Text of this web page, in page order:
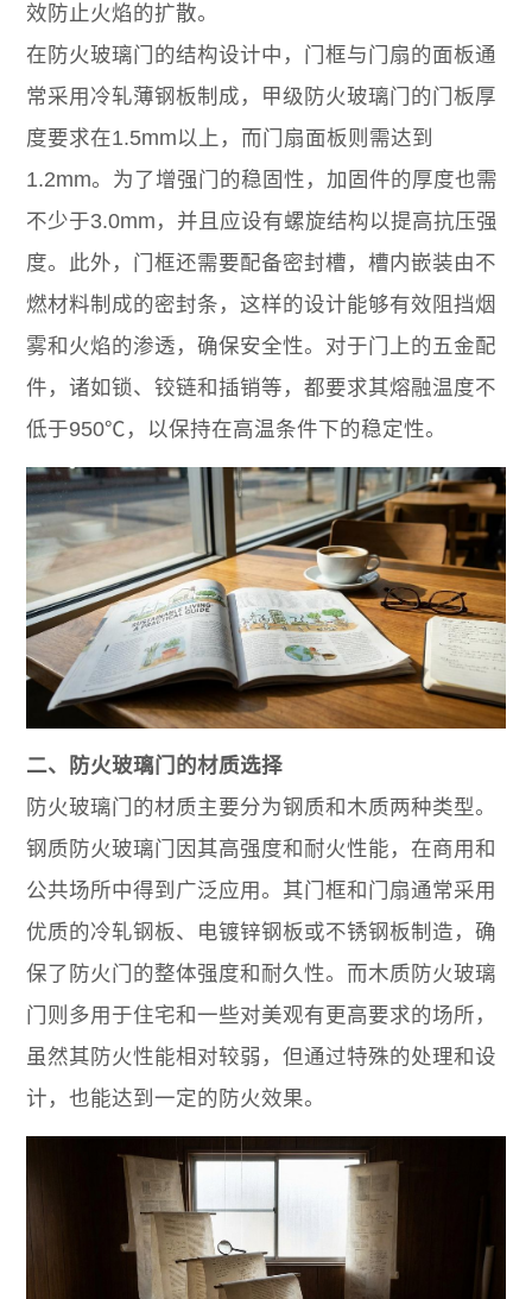
效防止火焰的扩散。
在防火玻璃门的结构设计中，门框与门扇的面板通
常采用冷轧薄钢板制成，甲级防火玻璃门的门板厚
度要求在1.5mm以上，而门扇面板则需达到
1.2mm。为了增强门的稳固性，加固件的厚度也需
不少于3.0mm，并且应设有螺旋结构以提高抗压强
度。此外，门框还需要配备密封槽，槽内嵌装由不
燃材料制成的密封条，这样的设计能够有效阻挡烟
雾和火焰的渗透，确保安全性。对于门上的五金配
件，诸如锁、铰链和插销等，都要求其熔融温度不
低于950℃，以保持在高温条件下的稳定性。
二、防火玻璃门的材质选择
防火玻璃门的材质主要分为钢质和木质两种类型。
钢质防火玻璃门因其高强度和耐火性能，在商用和
公共场所中得到广泛应用。其门框和门扇通常采用
优质的冷轧钢板、电镀锌钢板或不锈钢板制造，确
保了防火门的整体强度和耐久性。而木质防火玻璃
门则多用于住宅和一些对美观有更高要求的场所，
虽然其防火性能相对较弱，但通过特殊的处理和设
计，也能达到一定的防火效果。